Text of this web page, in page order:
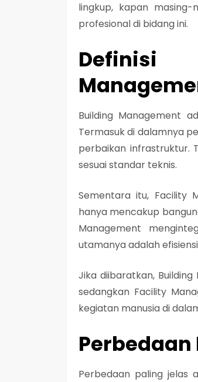
lingkup, kapan
profesional di bidang ini.
Building Management
Termasuk di dalamnya
perbaikan infrastruktur.
sesuai standar teknis.
Sementara itu, Facility
hanya mencakup
Management
utamanya adalah
Jika diibaratkan,
sedangkan Facility
kegiatan manusia di
Perbedaan
Perbedaan paling jelas